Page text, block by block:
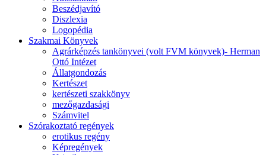
Beszédjavító
Diszlexia
Logopédia
Szakmai Könyvek
Agrárképzés tankönyvei (volt FVM könyvek)- Herman
Ottó Intézet
Állatgondozás
Kertészet
kertészeti szakkönyv
mezőgazdasági
Számvitel
Szórakoztató regények
erotikus regény
Képregények